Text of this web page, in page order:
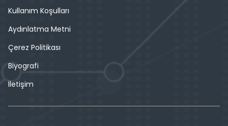
Kullanım Koşulları
Aydınlatma Metni
Çerez Politikası
Biyografi
İletişim